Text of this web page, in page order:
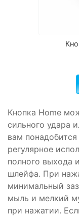
Кнопка Home
сильного удара
вам
регулярное
полного выхода
шлейфа. При
минимальный
мыль и мелкий
при нажатии.